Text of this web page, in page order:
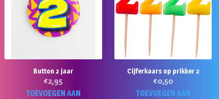
Button 2 jaar
€2,95
TOEVOEGEN AAN
Cijferkaars op prikker 2
€0,50
TOEVOEGEN AAN